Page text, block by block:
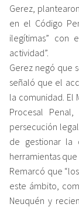
Gerez,
en el Código
ilegítimas” con
actividad”.
Gerez negó que
señaló que el
la comunidad. El
Procesal
persecución
de gestionar la
herramientas
Remarcó que
este ámbito,
Neuquén y